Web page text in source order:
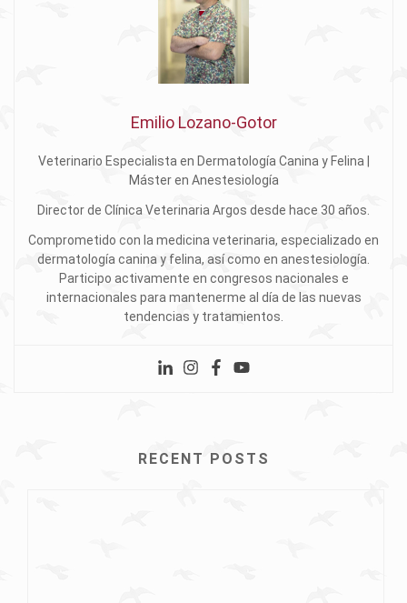
Emilio Lozano-Gotor
Veterinario Especialista en Dermatología Canina y Felina |
Máster en Anestesiología
Director de Clínica Veterinaria Argos desde hace 30 años.
Comprometido con la medicina veterinaria, especializado en
dermatología canina y felina, así como en anestesiología.
Participo activamente en congresos nacionales e
internacionales para mantenerme al día de las nuevas
tendencias y tratamientos.
RECENT POSTS